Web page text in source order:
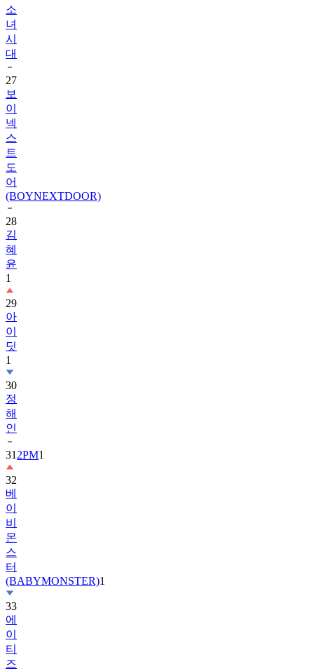
소
녀
시
대
27
보
이
넥
스
트
도
어
(BOYNEXTDOOR)
28
김
혜
윤
1
29
아
이
딧
1
30
정
해
인
31 2PM1
32
베
이
비
몬
스
터
(BABYMONSTER)1
33
에
이
티
즈